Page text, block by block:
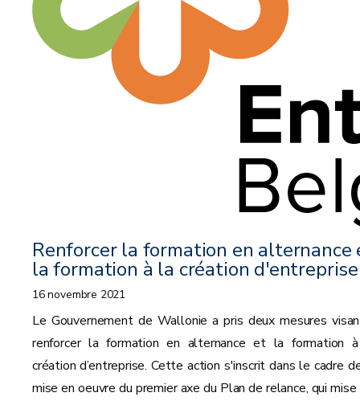
Renforcer la formation en alternance
la formation à la création d'entreprise
16 novembre 2021
Le Gouvernement de Wallonie a pris deux mesures
renforcer la formation en alternance et la formation
création d’entreprise. Cette action s'inscrit dans le cadre
mise en oeuvre du premier axe du Plan de relance, qui mise